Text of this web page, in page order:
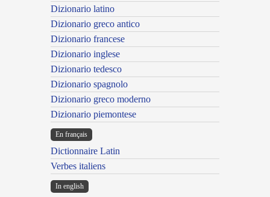
Dizionario latino
Dizionario greco antico
Dizionario francese
Dizionario inglese
Dizionario tedesco
Dizionario spagnolo
Dizionario greco moderno
Dizionario piemontese
En français
Dictionnaire Latin
Verbes italiens
In english